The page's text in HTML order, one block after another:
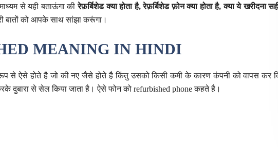
से यही बताऊंगा की रेफ़र्बिशेड क्या होता है, रेफ़र्बिशेड फ़ोन क्या होता है, क्या ये खरीदना
बातों को आपके साथ सांझा करूंगा।
MEANING IN HINDI
से ऐसे होते है जो की नए जैसे होते है किंतु उसको किसी कमी के कारण कंपनी को वापस कर
दुबारा से सेल किया जाता है। ऐसे फोन को refurbished phone कहते है।